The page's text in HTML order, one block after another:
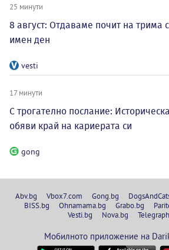
25 минути
8 август: Отдаваме почит на трима
имен ден
vesti
17 минути
С трогателно послание:
обяви край на кариерата си
gong
Abv.bg Vbox7.com Gong.bg
BISS.bg
Ohnamama.bg Grabo.bg
Vesti.bg
Nova.bg
Мобилното приложение на